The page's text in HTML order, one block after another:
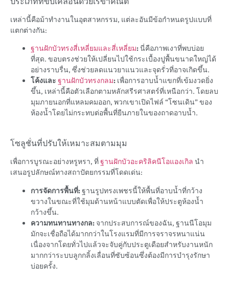
เหล่านี้คือม้าทำงานในอุตสาหกรรม, แต่ละอันมีข้อกำหนดรูปแบบที่
แตกต่างกัน:
ฐานฝักบัวทรงสี่เหลี่ยมและสี่เหลี่ยม:นี่คือภาพเงาที่พบบ่อย
ที่สุด. ขอบตรงช่วยให้เปลี่ยนไปใช้กระเบื้องปูพื้นขนาดใหญ่ได้
อย่างราบรื่น, ซึ่งช่วยลดแนวยาแนวและจุดรั่วที่อาจเกิดขึ้น.
โค้งและ ฐานฝักบัวทรงกลม: เพื่อการอาบน้ำแขกที่เข้มงวดยิ่ง
ขึ้น, เหล่านี้คือตัวเลือกตามหลักสรีรศาสตร์ที่เหนือกว่า. โดยลบ
มุมภายนอกที่แหลมคมออก, พวกเขาเปิดไฟล์ “โซนเดิน” ของ
ห้องน้ำโดยไม่กระทบต่อพื้นที่ยืนภายในของถาดอาบน้ำ.
โซลูชั่นที่ปรับให้เหมาะสมตามมุม
เพื่อการบูรณะอย่างหรูหรา, ที่ฐานฝักบัวอะคริลิคนีโอแองเกิล นำ
เสนอรูปลักษณ์ทางสถาปัตยกรรมที่โดดเด่น:
การจัดการพื้นที่:ฐานรูปทรงเพชรนี้ให้พื้นที่อาบน้ำที่กว้าง
ขวางในขณะที่ใช้มุมด้านหน้าแบบตัดเพื่อให้ประตูห้องน้ำ
กว้างขึ้น.
ความทนทานทางกล: จากประสบการณ์ของฉัน, ฐานนีโอมุม
มักจะเชื่อถือได้มากกว่าในโรงแรมที่มีการจราจรหนาแน่น
เนื่องจากโดยทั่วไปแล้วจะจับคู่กับประตูเดือยสำหรับงานหนัก
มากกว่าระบบลูกกลิ้งเลื่อนที่ซับซ้อนซึ่งต้องมีการบำรุงรักษา
บ่อยครั้ง.